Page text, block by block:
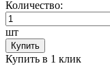
Количество:
шт
Купить
Купить в 1 клик